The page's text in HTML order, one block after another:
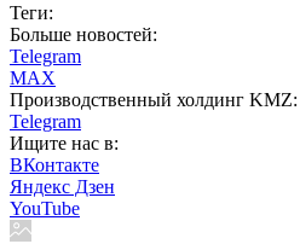
Теги:
Больше новостей:
Telegram
MAX
Производственный холдинг KMZ:
Telegram
Ищите нас в:
ВКонтакте
Яндекс Дзен
YouTube